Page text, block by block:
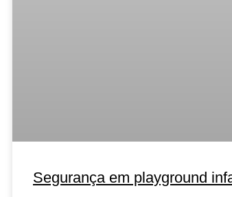
Segurança em playground